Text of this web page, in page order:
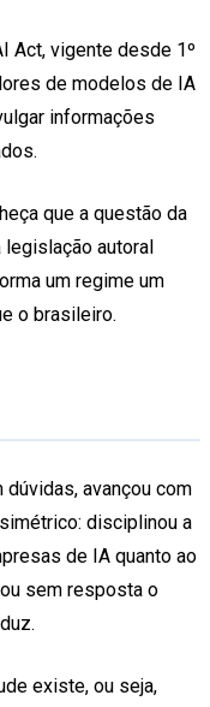
Act, vigente desde 1º
de modelos de IA
informações
que a questão da
legislação autoral
um regime um
o brasileiro.
avançou com
disciplinou a
de IA quanto ao
sem resposta o
existe, ou seja,